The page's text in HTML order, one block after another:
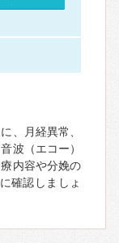
、月経異常、
波（エコー）
内容や分娩の
確認しましょ